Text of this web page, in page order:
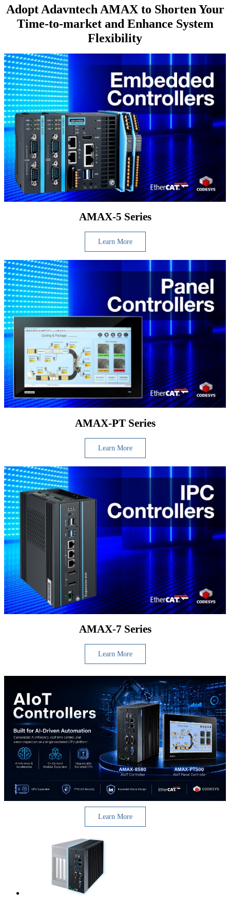
Adopt Adavntech AMAX to Shorten Your
Time-to-market and Enhance System
Flexibility
AMAX-5 Series
Learn More
AMAX-PT Series
Learn More
AMAX-7 Series
Learn More
Learn More